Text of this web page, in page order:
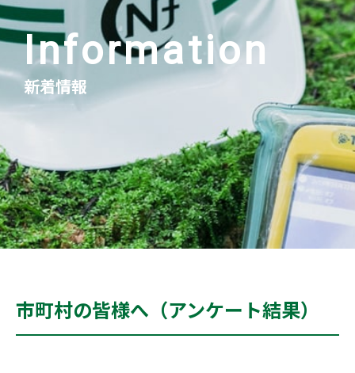
Information
新着情報
市町村の皆様へ（アンケート結果）